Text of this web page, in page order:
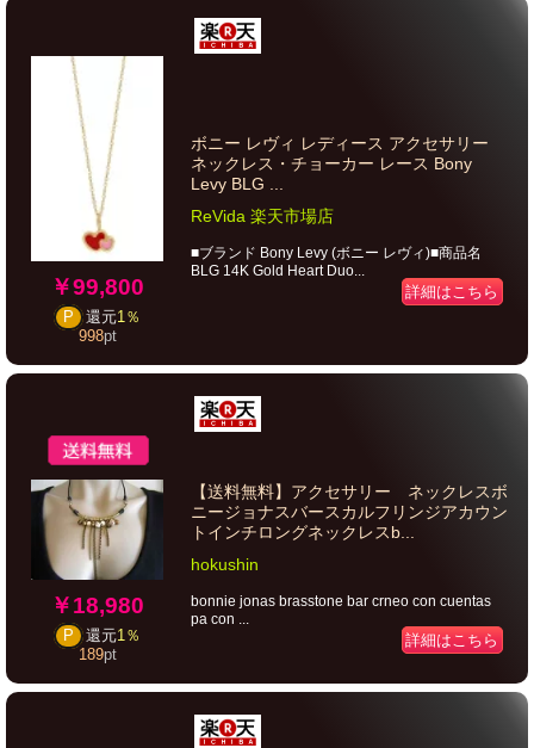
￥99,800
P 還元1％
998pt
ボニー レヴィ レディース アクセサリー
ネックレス・チョーカー レース Bony
Levy BLG ...
ReVida 楽天市場店
■ブランド Bony Levy (ボニー レヴィ)■商品名
BLG 14K Gold Heart Duo...
詳細はこちら
￥18,980
P 還元1％
189pt
【送料無料】アクセサリー ネックレスボ
ニージョナスバースカルフリンジアカウン
トインチロングネックレスb...
hokushin
bonnie jonas brasstone bar crneo con cuentas
pa con ...
詳細はこちら